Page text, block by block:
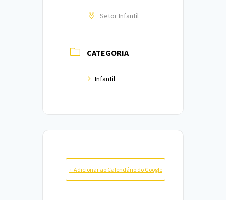
Setor Infantil
CATEGORIA
Infantil
+ Adicionar ao Calendário do Google